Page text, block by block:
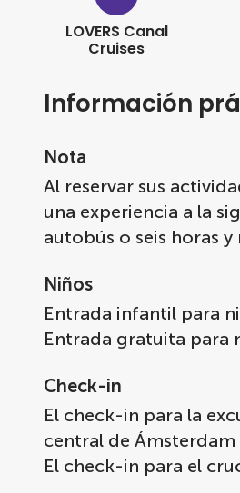
LOVERS Canal
Cruises
Información
Nota
Al reservar sus
una experiencia a la
autobús o seis horas
Niños
Entrada infantil para
Entrada gratuita para
Check-in
El check-in para la
central de Ámsterdam
El check-in para el